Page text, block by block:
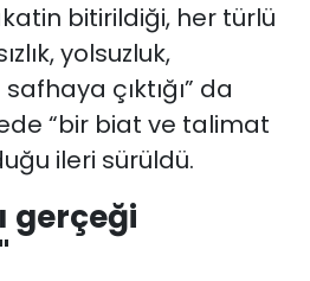
bitirildiği, her türlü
yolsuzluk,
çıktığı” da
“bir biat ve talimat
ileri sürüldü.
gerçeği